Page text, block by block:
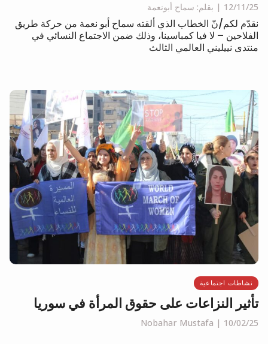
12/11/25 بقلم: سماح أبونعمة
نقدّم لكم/نّ الخطاب الذي ألقته سماح أبو نعمة من حركة طريق
الفلاحين – لا فيا كمباسينا، وذلك ضمن الاجتماع النسائي في
منتدى نييليني العالمي الثالث
نشاطات اجتماعية
تأثير النزاعات على حقوق المرأة في سوريا
10/02/25
Nobahar Mustafa